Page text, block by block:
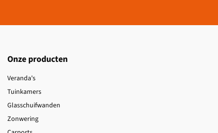
Onze producten
Veranda's
Tuinkamers
Glasschuifwanden
Zonwering